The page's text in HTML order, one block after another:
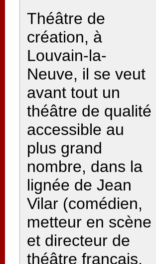
Théâtre de
création, à
Louvain-la-
Neuve, il se veut
avant tout un
théâtre de qualité
accessible au
plus grand
nombre, dans la
lignée de Jean
Vilar (comédien,
metteur en scène
et directeur de
théâtre français,